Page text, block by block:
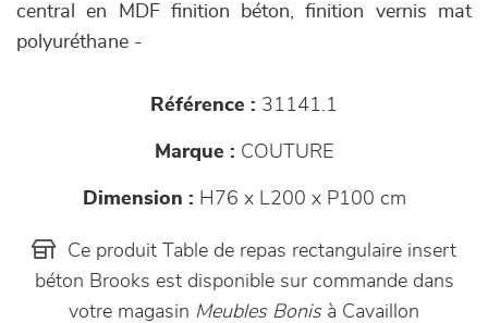
central en MDF finition béton, finition vernis mat
polyuréthane -
Référence : 31141.1
Marque : COUTURE
Dimension : H76 x L200 x P100 cm
Ce produit Table de repas rectangulaire insert
béton Brooks est disponible sur commande dans
votre magasin Meubles Bonisà Cavaillon